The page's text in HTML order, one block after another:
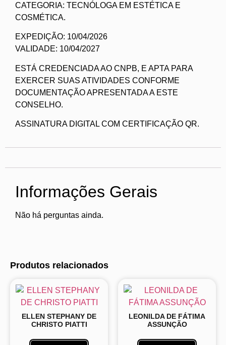
CATEGORIA: TECNÓLOGA EM ESTÉTICA E
COSMÉTICA.
EXPEDIÇÃO: 10/04/2026
VALIDADE: 10/04/2027
ESTÁ CREDENCIADA AO CNPB, E APTA PARA
EXERCER SUAS ATIVIDADES CONFORME
DOCUMENTAÇÃO APRESENTADA A ESTE
CONSELHO.
ASSINATURA DIGITAL COM CERTIFICAÇÃO QR.
Informações Gerais
Não há perguntas ainda.
Produtos relacionados
ELLEN STEPHANY DE
CHRISTO PIATTI
LEONILDA DE FÁTIMA
ASSUNÇÃO